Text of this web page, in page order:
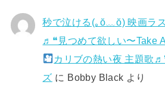
秒で泣ける(⁠｡⁠ŏ⁠﹏⁠ŏ⁠) 映画ラ
♬❝見つめて欲しい〜Take
カリブの熱い夜 主題歌
ズ に Bobby Black より